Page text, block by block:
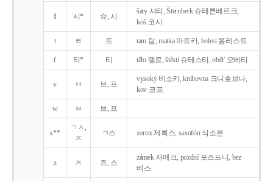
š 시* 슈, 시
šaty 샤티, Šternberk 슈테른베르크,
koš 코시
t ㅌ 트 tam 탐, matka 마트카, bolest 볼레스트
t' 티* 티 tělo 텔로, štěstí 슈테스티, obět' 오베티
v ㅂ 브, 프
vysoký 비소키, knihovna 크니호브나,
kov 코프
w ㅂ 브, 프
x**
ㄱㅅ,
ㅈ
ㄱ스 xerox 제록스, saxofón 삭소폰
z ㅈ 즈, 스
zámek 자메크, pozdní 포즈드니, bez
베스